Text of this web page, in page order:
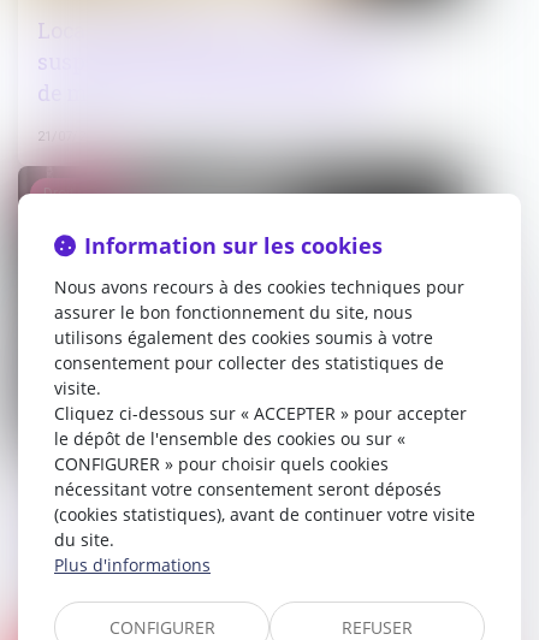
Locaux commerciaux : pas de
suspension des loyers en cas d’arrêté
de mise en sécurité (avant 2021) !
21/07/2025
Vers l’imprescriptibilité des crimes
sexuels sur mineurs ? La position
radicale du Parlement européen
21/07/2025
Droit pénal
Information sur les cookies
Nous avons recours à des cookies techniques pour
assurer le bon fonctionnement du site, nous
utilisons également des cookies soumis à votre
consentement pour collecter des statistiques de
visite.
Cliquez ci-dessous sur « ACCEPTER » pour accepter
le dépôt de l'ensemble des cookies ou sur «
CONFIGURER » pour choisir quels cookies
nécessitant votre consentement seront déposés
(cookies statistiques), avant de continuer votre visite
du site.
Plus d'informations
CONFIGURER REFUSER